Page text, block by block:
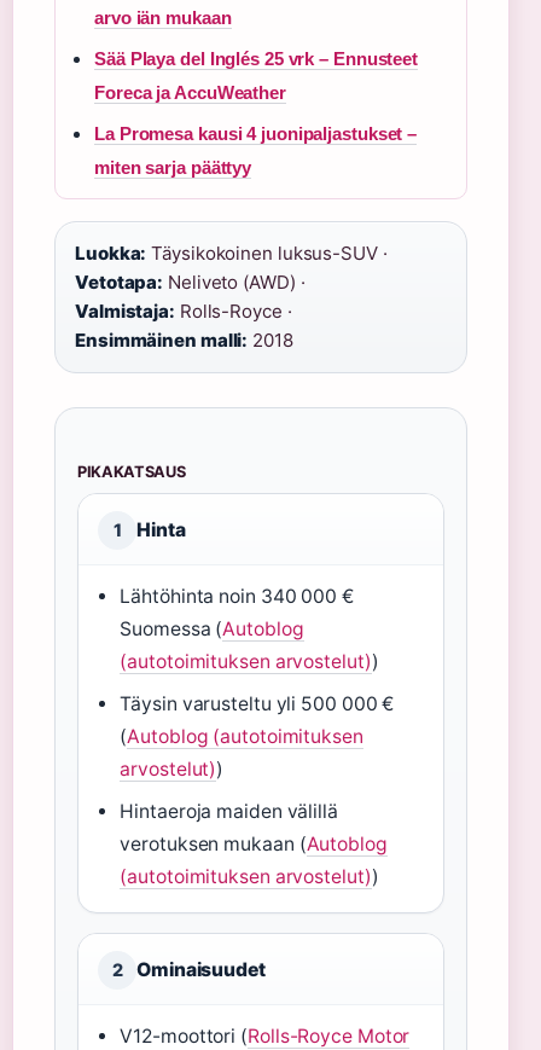
arvo iän mukaan
Sää Playa del Inglés 25 vrk – Ennusteet
Foreca ja AccuWeather
La Promesa kausi 4 juonipaljastukset –
miten sarja päättyy
Luokka: Täysikokoinen luksus-SUV ·
Vetotapa: Neliveto (AWD) ·
Valmistaja: Rolls-Royce ·
Ensimmäinen malli: 2018
PIKAKATSAUS
1 Hinta
Lähtöhinta noin 340 000 €
Suomessa (Autoblog
(autotoimituksen arvostelut))
Täysin varusteltu yli 500 000 €
(Autoblog (autotoimituksen
arvostelut))
Hintaeroja maiden välillä
verotuksen mukaan (Autoblog
(autotoimituksen arvostelut))
2 Ominaisuudet
V12-moottori (Rolls-Royce Motor